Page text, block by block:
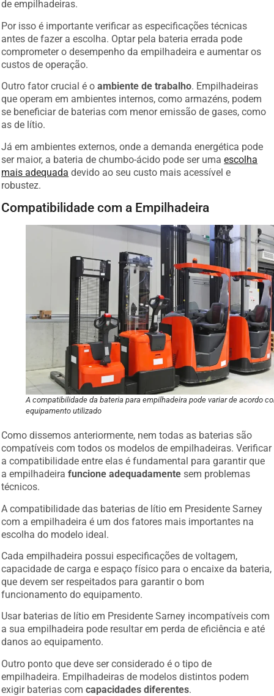
de empilhadeiras.
Por isso é importante verificar as especificações técnicas
antes de fazer a escolha. Optar pela bateria errada pode
comprometer o desempenho da empilhadeira e aumentar os
custos de operação.
Outro fator crucial é oambiente de trabalho. Empilhadeiras
que operam em ambientes internos, como armazéns, podem
se beneficiar de baterias com menor emissão de gases, como
as de lítio.
Já em ambientes externos, onde a demanda energética pode
ser maior, a bateria de chumbo-ácido pode ser umaescolha
mais adequada devido ao seu custo mais acessível e
robustez.
Compatibilidade com a Empilhadeira
A compatibilidade da bateria para empilhadeira pode variar de acordo
equipamento utilizado
Como dissemos anteriormente, nem todas as baterias são
compatíveis com todos os modelos de empilhadeiras. Verificar
a compatibilidade entre elas é fundamental para garantir que
a empilhadeirafuncione adequadamente sem problemas
técnicos.
A compatibilidade das baterias de lítio em Presidente Sarney
com a empilhadeira é um dos fatores mais importantes na
escolha do modelo ideal.
Cada empilhadeira possui especificações de voltagem,
capacidade de carga e espaço físico para o encaixe da bateria,
que devem ser respeitados para garantir o bom
funcionamento do equipamento.
Usar baterias de lítio em Presidente Sarney incompatíveis com
a sua empilhadeira pode resultar em perda de eficiência e até
danos ao equipamento.
Outro ponto que deve ser considerado é o tipo de
empilhadeira. Empilhadeiras de modelos distintos podem
exigir baterias comcapacidades diferentes.